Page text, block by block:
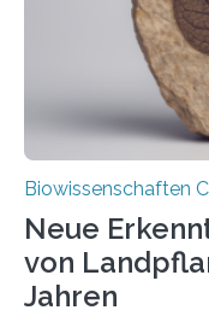
Studie wurde am
Fachzeitschrift…
Biowissenschaften
Neue
von
Jahren